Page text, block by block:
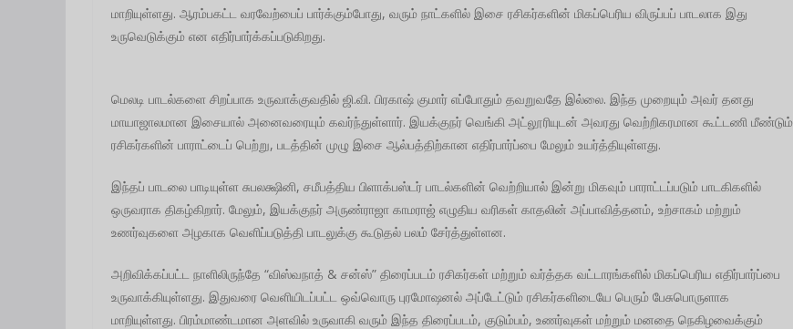
மாறியுள்ளது. ஆரம்பகட்ட வரவேற்பைப் பார்க்கும்போது, வரும் நாட்களில் இசை ரசிகர்களின் மிகப்பெரிய விருப்பப் பாடலாக இது
உருவெடுக்கும் என எதிர்பார்க்கப்படுகிறது.
மெலடி பாடல்களை சிறப்பாக உருவாக்குவதில் ஜி.வி. பிரகாஷ் குமார் எப்போதும் தவறுவதே இல்லை. இந்த முறையும் அவர் தனது
மாயாஜாலமான இசையால் அனைவரையும் கவர்ந்துள்ளார். இயக்குநர் வெங்கி அட்லூரியுடன் அவரது வெற்றிகரமான கூட்டணி மீண்டும்
ரசிகர்களின் பாராட்டைப் பெற்று, படத்தின் முழு இசை ஆல்பத்திற்கான எதிர்பார்ப்பை மேலும் உயர்த்தியுள்ளது.
இந்தப் பாடலை பாடியுள்ள சுபலக்ஷினி, சமீபத்திய பிளாக்பஸ்டர் பாடல்களின் வெற்றியால் இன்று மிகவும் பாராட்டப்படும் பாடகிகளில்
ஒருவராக திகழ்கிறார். மேலும், இயக்குநர் அருண்ராஜா காமராஜ் எழுதிய வரிகள் காதலின் அப்பாவித்தனம், உற்சாகம் மற்றும்
உணர்வுகளை அழகாக வெளிப்படுத்தி பாடலுக்கு கூடுதல் பலம் சேர்த்துள்ளன.
அறிவிக்கப்பட்ட நாளிலிருந்தே “விஸ்வநாத் & சன்ஸ்” திரைப்படம் ரசிகர்கள் மற்றும் வர்த்தக வட்டாரங்களில் மிகப்பெரிய எதிர்பார்ப்பை
உருவாக்கியுள்ளது. இதுவரை வெளியிடப்பட்ட ஒவ்வொரு புரமோஷனல் அப்டேட்டும் ரசிகர்களிடையே பெரும் பேசுபொருளாக
மாறியுள்ளது. பிரம்மாண்டமான அளவில் உருவாகி வரும் இந்த திரைப்படம், குடும்பம், உணர்வுகள் மற்றும் மனதை நெகிழவைக்கும்